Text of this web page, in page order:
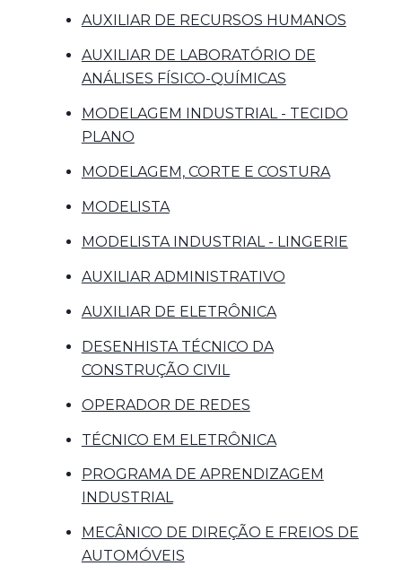
AUXILIAR DE RECURSOS HUMANOS
AUXILIAR DE LABORATÓRIO DE
ANÁLISES FÍSICO-QUÍMICAS
MODELAGEM INDUSTRIAL - TECIDO
PLANO
MODELAGEM, CORTE E COSTURA
MODELISTA
MODELISTA INDUSTRIAL - LINGERIE
AUXILIAR ADMINISTRATIVO
AUXILIAR DE ELETRÔNICA
DESENHISTA TÉCNICO DA
CONSTRUÇÃO CIVIL
OPERADOR DE REDES
TÉCNICO EM ELETRÔNICA
PROGRAMA DE APRENDIZAGEM
INDUSTRIAL
MECÂNICO DE DIREÇÃO E FREIOS DE
AUTOMÓVEIS